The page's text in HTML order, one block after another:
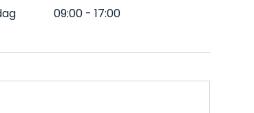
09:00 - 17:00